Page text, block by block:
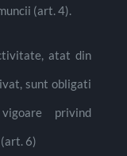
(art. 4).
atat din
sunt obligati
privind
6)